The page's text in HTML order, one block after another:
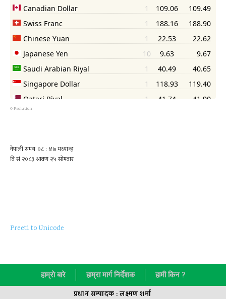
© Psolution
Preeti to Unicode
हाम्राे बारे हाम्रा मार्ग निर्देशक हामी किन ?
प्रधान सम्पादक : लक्ष्मण शर्मा